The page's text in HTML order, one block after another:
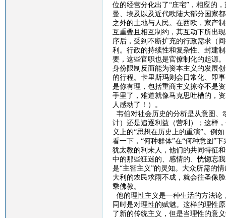
位的经营分化出了“庄宅”，相应的
曼、埃及以及近代欧陆大部分国家
之外的土地与人民。在西欧，家产
互重叠且相互制约，其互动下所出
序后，受到不断扩充的行政需求（
利。行政的持续性和复杂性、封建
要，这些官职也是官僚制化的起源
身份限制反而能为资本主义的发展
的行程。卡里斯玛则会日常化、即
是你有理，包括重商主义掠夺不是
手里了，难道就像马克思吐槽的，
人感动了！）。
韦伯对社会历史的分析是从意图、
计）还是追逐利益（营利）；这样
义上的“思想在历史上的重演”。例
看一下，“何种群体”在“何种意图”
犹太教的利未人，他们的共同特征
中的那些狂迷的、感情的、恍惚忘
是“主智主义”的灵知。大众所需的
大利的农民求雨不成，就会往圣像
乘佛教。
他的理性主义是一种生活的方法论
同时是对理性的赋魅。这样的理性
了新的传统主义，但是当理性的意